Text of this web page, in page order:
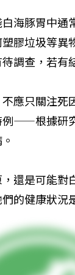
海豚胃中
膠垃圾等
調查，若有
應只關注死
——根據研
還是可能對
的健康狀況